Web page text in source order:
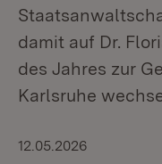
damit auf Dr.
des Jahres zur
Karlsruhe
12.05.2026